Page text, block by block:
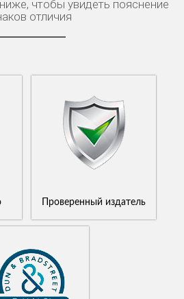
чтобы увидеть пояснение
отличия
Проверенный издатель